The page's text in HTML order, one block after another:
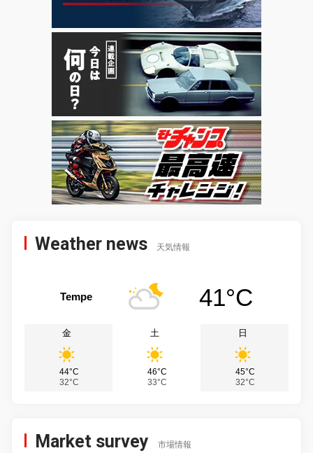
Weather news 天気情報
Tempe 41°C
金
44°C
32°C
土
46°C
33°C
日
45°C
32°C
Market survey 市場情報